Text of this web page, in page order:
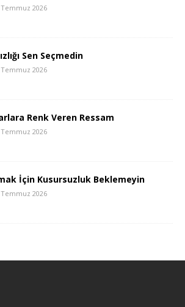
Temmuz 2026
Sen Seçmedin
Temmuz 2026
Renk Veren Ressam
Temmuz 2026
İçin Kusursuzluk Beklemeyin
Temmuz 2026